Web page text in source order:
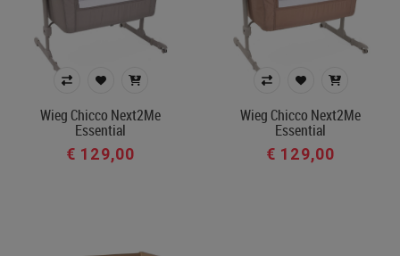
Wieg Chicco Next2Me
Essential
€ 129,00
Wieg Chicco Next2Me
Essential
€ 129,00